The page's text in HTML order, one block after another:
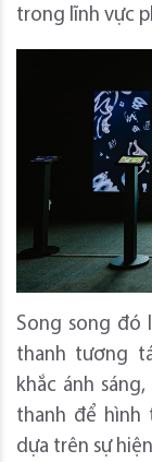
trong lĩnh vực
Song song đó
thanh tương
khắc ánh
thanh để hình
dựa trên sự